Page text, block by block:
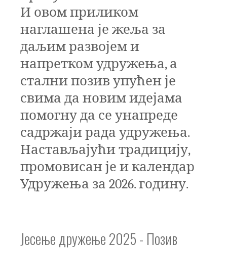
И овом приликом
наглашена је жеља за
даљим развојем и
напретком удружења, а
стални позив упућен је
свима да новим идејама
помогну да се унапреде
садржаји рада удружења.
Настављајући традицију,
промовисан је и календар
Удружења за 2026. годину.
Јесење дружење 2025 - Позив